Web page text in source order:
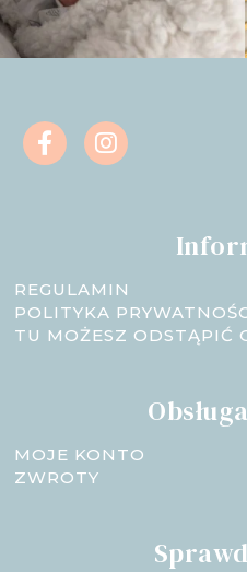
REGULAMIN
POLITYKA
TU MOŻESZ ODSTĄPIĆ
MOJE KONTO
ZWROTY